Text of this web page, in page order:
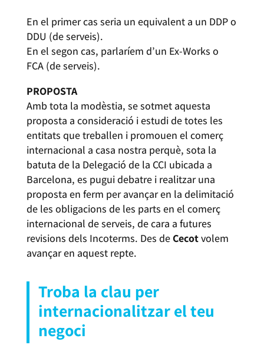
En el primer cas seria un equivalent a un DDP o
DDU (de serveis).
En el segon cas, parlaríem d’un Ex-Works o
FCA (de serveis).
PROPOSTA
Amb tota la modèstia, se sotmet aquesta
proposta a consideració i estudi de totes les
entitats que treballen i promouen el comerç
internacional a casa nostra perquè, sota la
batuta de la Delegació de la CCI ubicada a
Barcelona, es pugui debatre i realitzar una
proposta en ferm per avançar en la delimitació
de les obligacions de les parts en el comerç
internacional de serveis, de cara a futures
revisions dels Incoterms. Des deCecotvolem
avançar en aquest repte.
Troba la clau per
internacionalitzar el teu
negoci